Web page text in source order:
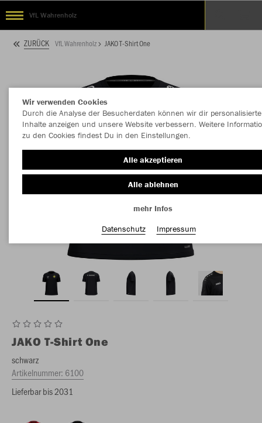
VfL Wahrenholz
ZURÜCK VfL Wahrenholz JAKO T-Shirt One
JAKO T-Shirt One
schwarz
Artikelnummer: 6100
Lieferbar bis 2031
Wir verwenden Cookies
Durch die Analyse der Besucherdaten können wir dir personalisierte
Inhalte anzeigen und unsere Website verbessern. Weitere
zu den Cookies findest Du in den Einstellungen.
Alle akzeptieren
Alle ablehnen
mehr Infos
Datenschutz
Impressum